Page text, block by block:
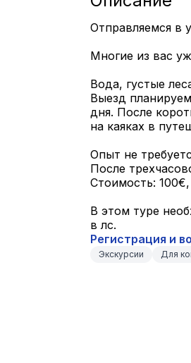
Отправляемся
Многие из вас
Вода, густые
Выезд
дня. После
на каяках в
Опыт не
После
Стоимость:
В этом туре
в лс.
Регистрация и
Экскурсии Для